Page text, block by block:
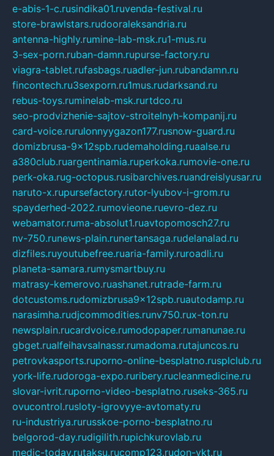
e-abis-1-c.rusindika01.ruvenda-festival.ru
store-brawlstars.rudooraleksandria.ru
antenna-highly.rumine-lab-msk.ru1-mus.ru
3-sex-porn.ruban-damn.rupurse-factory.ru
viagra-tablet.rufasbags.ruadler-jun.rubandamn.ru
fincontech.ru3sexporn.ru1mus.rudarksand.ru
rebus-toys.ruminelab-msk.rurtdco.ru
seo-prodvizhenie-sajtov-stroitelnyh-kompanij.ru
card-voice.rurulonnyygazon177.rusnow-guard.ru
domizbrusa-9x12spb.rudemaholding.ruaalse.ru
a380club.ruargentinamia.ruperkoka.rumovie-one.ru
perk-oka.rug-octopus.rusibarchives.ruandreislyusar.ru
naruto-x.rupursefactory.rutor-lyubov-i-grom.ru
spayderhed-2022.rumovieone.ruevro-dez.ru
webamator.ruma-absolut1.ruavtopomosch27.ru
nv-750.runews-plain.runertansaga.rudelanalad.ru
dizfiles.ruyoutubefree.ruaria-family.ruroadli.ru
planeta-samara.rumysmartbuy.ru
matrasy-kemerovo.ruashanet.rutrade-farm.ru
dotcustoms.rudomizbrusa9x12spb.ruautodamp.ru
narasimha.rudjcommodities.runv750.rux-ton.ru
newsplain.rucardvoice.rumodopaper.rumanunae.ru
gbget.rualfeihavsalnassr.rumadoma.rutajuncos.ru
petrovkasports.ruporno-online-besplatno.rusplclub.ru
york-life.rudoroga-expo.ruribery.rucleanmedicine.ru
slovar-ivrit.ruporno-video-besplatno.ruseks-365.ru
ovucontrol.rusloty-igrovyye-avtomaty.ru
ru-industriya.rurusskoe-porno-besplatno.ru
belgorod-day.rudigilith.rupichkurovlab.ru
medic-today.rutaksu.rucomp123.rudon-ykt.ru